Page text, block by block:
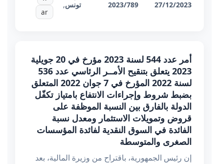
27/12/2023
2023/789
تونس,
ar
أمر عدد 544 لسنة 2023 مؤرخ في 20 جويلية
2023 يتعلق بتنقيح الأمــر الرئاسي عدد 536
لسنة 2022 المؤرخ في 7 جوان 2022 المتعلق
بضبط شروط وإجراءات الانتفاع بامتياز تكفّل
الدولة بالفارق بين النسبة الموظفة على
قروض وتمويلات الاستثمار ومعدل نسبة
الفائدة في السوق النقدية لفائدة المؤسسات
الصغرى والمتوسطة
إن رئيس الجمهورية، باقتراح من وزيرة المالية، بعد